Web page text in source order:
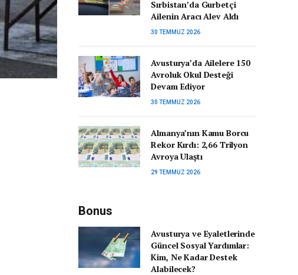
Sırbistan’da Gurbetçi
Ailenin Aracı Alev Aldı
30 TEMMUZ 2026
Avusturya’da Ailelere 150
Avroluk Okul Desteği
Devam Ediyor
30 TEMMUZ 2026
Almanya’nın Kamu Borcu
Rekor Kırdı: 2,66 Trilyon
Avroya Ulaştı
29 TEMMUZ 2026
Bonus
Avusturya ve Eyaletlerinde
Güncel Sosyal Yardımlar:
Kim, Ne Kadar Destek
Alabilecek?